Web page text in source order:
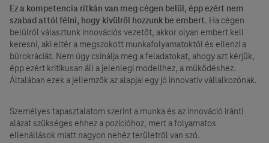
Ez a kompetencia ritkán van meg cégen belül, épp ezért nem
szabad attól félni, hogy kívülről hozzunk be embert. Ha cégen
belülről választunk innovációs vezetőt, akkor olyan embert kell
keresni, aki eltér a megszokott munkafolyamatoktól és ellenzi a
bürokráciát. Nem úgy csinálja meg a feladatokat, ahogy azt kérjük,
épp ezért kritikusan áll a jelenlegi modellhez, a működéshez.
Általában ezek a jellemzők az alapjai egy jó innovatív vállalkozónak.
Személyes tapasztalatom szerint a munka és az innováció iránti
alázat szükséges ehhez a pozícióhoz, mert a folyamatos
ellenállások miatt nagyon nehéz területről van szó.